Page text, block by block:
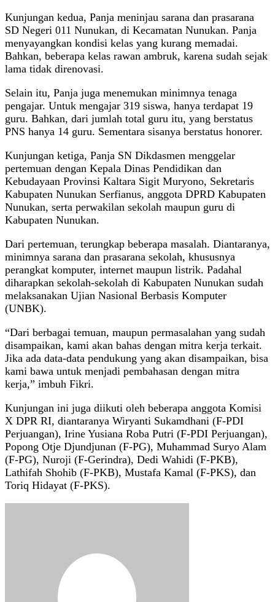
Kunjungan kedua, Panja meninjau sarana dan prasarana
SD Negeri 011 Nunukan, di Kecamatan Nunukan. Panja
menyayangkan kondisi kelas yang kurang memadai.
Bahkan, beberapa kelas rawan ambruk, karena sudah sejak
lama tidak direnovasi.
Selain itu, Panja juga menemukan minimnya tenaga
pengajar. Untuk mengajar 319 siswa, hanya terdapat 19
guru. Bahkan, dari jumlah total guru itu, yang berstatus
PNS hanya 14 guru. Sementara sisanya berstatus honorer.
Kunjungan ketiga, Panja SN Dikdasmen menggelar
pertemuan dengan Kepala Dinas Pendidikan dan
Kebudayaan Provinsi Kaltara Sigit Muryono, Sekretaris
Kabupaten Nunukan Serfianus, anggota DPRD Kabupaten
Nunukan, serta perwakilan sekolah maupun guru di
Kabupaten Nunukan.
Dari pertemuan, terungkap beberapa masalah. Diantaranya,
minimnya sarana dan prasarana sekolah, khususnya
perangkat komputer, internet maupun listrik. Padahal
diharapkan sekolah-sekolah di Kabupaten Nunukan sudah
melaksanakan Ujian Nasional Berbasis Komputer
(UNBK).
“Dari berbagai temuan, maupun permasalahan yang sudah
disampaikan, kami akan bahas dengan mitra kerja terkait.
Jika ada data-data pendukung yang akan disampaikan, bisa
kami bawa untuk menjadi pembahasan dengan mitra
kerja,” imbuh Fikri.
Kunjungan ini juga diikuti oleh beberapa anggota Komisi
X DPR RI, diantaranya Wiryanti Sukamdhani (F-PDI
Perjuangan), Irine Yusiana Roba Putri (F-PDI Perjuangan),
Popong Otje Djundjunan (F-PG), Muhammad Suryo Alam
(F-PG), Nuroji (F-Gerindra), Dedi Wahidi (F-PKB),
Lathifah Shohib (F-PKB), Mustafa Kamal (F-PKS), dan
Toriq Hidayat (F-PKS).